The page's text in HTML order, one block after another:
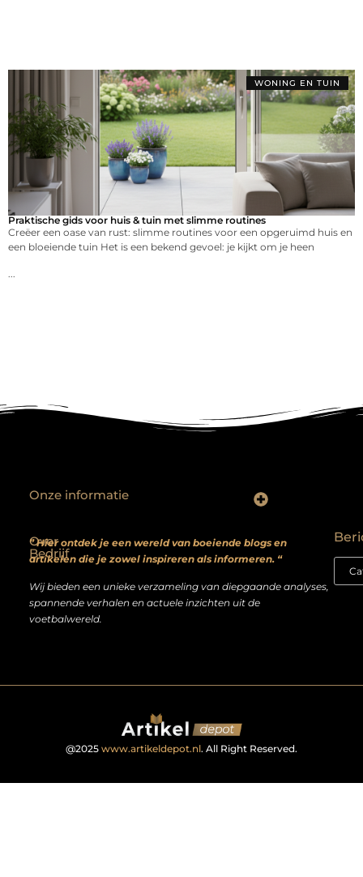
WONING EN TUIN
Praktische gids voor huis & tuin met slimme routines
Creëer een oase van rust: slimme routines voor een opgeruimd huis en
een bloeiende tuin Het is een bekend gevoel: je kijkt om je heen
Over
Bedrijf
” Hier ontdek je een wereld van boeiende blogs en
artikelen die je zowel inspireren als informeren. “
Wij bieden een unieke verzameling van diepgaande analyses,
spannende verhalen en actuele inzichten uit de
voetbalwereld.
Onze informatie
@2025 www.artikeldepot.nl. All Right Reserved.